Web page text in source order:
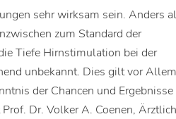
sehr wirksam sein. Anders
zum Standard der
Tiefe Hirnstimulation bei der
unbekannt. Dies gilt vor
der Chancen und Ergebnisse
Dr. Volker A. Coenen,